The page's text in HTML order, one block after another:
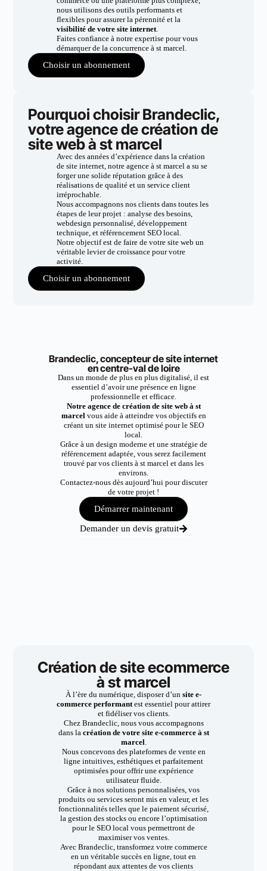
nous utilisons des outils performants et
flexibles pour assurer la pérennité et la
visibilité de votre site internet.
Faites confiance à notre expertise pour vous
démarquer de la concurrence à st marcel.
Choisir un abonnement
Pourquoi choisir Brandeclic,
votre agence de création de
site web à st marcel
Avec des années d’expérience dans la création
de site internet, notre agence à st marcel a su se
forger une solide réputation grâce à des
réalisations de qualité et un service client
irréprochable.
Nous accompagnons nos clients dans toutes les
étapes de leur projet : analyse des besoins,
webdesign personnalisé, développement
technique, et référencement SEO local.
Notre objectif est de faire de votre site web un
véritable levier de croissance pour votre
activité.
Choisir un abonnement
Brandeclic, concepteur de site internet
en centre-val de loire
Dans un monde de plus en plus digitalisé, il est
essentiel d’avoir une présence en ligne
professionnelle et efficace.
Notre agence de création de site web à st
marcelvous aide à atteindre vos objectifs en
créant un site internet optimisé pour le SEO
local.
Grâce à un design moderne et une stratégie de
référencement adaptée, vous serez facilement
trouvé par vos clients à st marcel et dans les
environs.
Contactez-nous dès aujourd’hui pour discuter
de votre projet !
Démarrer maintenant
Demander un devis gratuit
Création de site ecommerce
à st marcel
À l’ère du numérique, disposer d’un site e-
commerce performantest essentiel pour attirer
et fidéliser vos clients.
Chez Brandeclic, nous vous accompagnons
dans la création de votre site e-commerce à st
marcel.
Nous concevons des plateformes de vente en
ligne intuitives, esthétiques et parfaitement
optimisées pour offrir une expérience
utilisateur fluide.
Grâce à nos solutions personnalisées, vos
produits ou services seront mis en valeur, et les
fonctionnalités telles que le paiement sécurisé,
la gestion des stocks ou encore l’optimisation
pour le SEO local vous permettront de
maximiser vos ventes.
Avec Brandeclic, transformez votre commerce
en un véritable succès en ligne, tout en
répondant aux attentes de vos clients